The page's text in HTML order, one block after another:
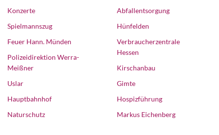
Konzerte
Spielmannszug
Feuer Hann. Münden
Polizeidirektion Werra-
Meißner
Uslar
Hauptbahnhof
Naturschutz
Abfallentsorgung
Hünfelden
Verbraucherzentrale
Hessen
Kirschanbau
Gimte
Hospizführung
Markus Eichenberg